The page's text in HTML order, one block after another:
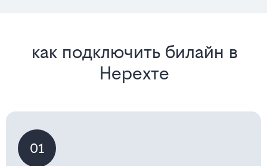
как подключить билайн в
Нерехте
01